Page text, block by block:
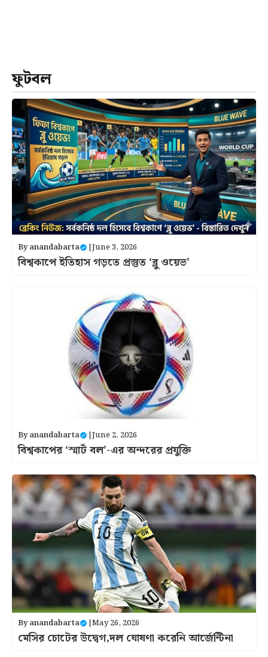
ফুটবল
Byanandabarta |June 3, 2026
বিশ্বকাপে ইতিহাস গড়তে প্রস্তুত ‘ব্লু ওয়েভ’
Byanandabarta |June 2, 2026
বিশ্বকাপের ‘স্মার্ট বল’-এর অন্দরের প্রযুক্তি
Byanandabarta |May 26, 2026
মেসির চোটের উদ্বেগ,দল ঘোষণা করেনি আর্জেন্টিনা